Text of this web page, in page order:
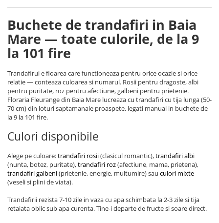
Buchete de trandafiri in Baia
Mare — toate culorile, de la 9
la 101 fire
Trandafirul e floarea care functioneaza pentru orice ocazie si orice
relatie — conteaza culoarea si numarul. Rosii pentru dragoste, albi
pentru puritate, roz pentru afectiune, galbeni pentru prietenie.
Floraria Fleurange din Baia Mare lucreaza cu trandafiri cu tija lunga (50-
70 cm) din loturi saptamanale proaspete, legati manual in buchete de
la 9 la 101 fire.
Culori disponibile
Alege pe culoare:trandafiri rosii(clasicul romantic),trandafiri albi
(nunta, botez, puritate),trandafiri roz(afectiune, mama, prietena),
trandafiri galbeni(prietenie, energie, multumire) sau culori mixte
(veseli si plini de viata).
Trandafirii rezista 7-10 zile in vaza cu apa schimbata la 2-3 zile si tija
retaiata oblic sub apa curenta. Tine-i departe de fructe si soare direct.